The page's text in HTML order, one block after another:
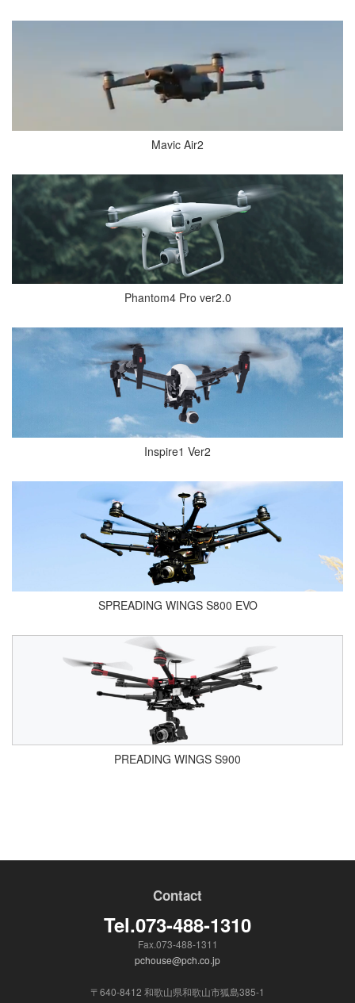
Mavic Air2
Phantom4 Pro ver2.0
Inspire1 Ver2
SPREADING WINGS S800 EVO
PREADING WINGS S900
Contact
Tel.073-488-1310
Fax.073-488-1311
pchouse@pch.co.jp
〒640-8412 和歌山県和歌山市狐島385-1